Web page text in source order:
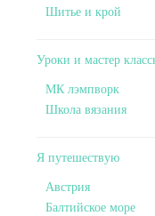
Шитье и крой
Уроки и мастер
МК лэмпворк
Школа вязания
Я путешествую
Австрия
Балтийское море